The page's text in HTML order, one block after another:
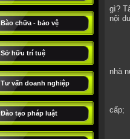
Bào chữa - bảo vệ
Sở hữu trí tuệ
Tư vấn doanh nghiệp
Đào tạo pháp luật
gì?
nội
nhà
cấp;